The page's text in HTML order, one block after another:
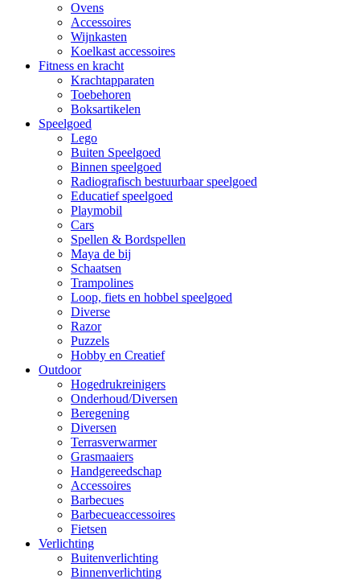
Ovens
Accessoires
Wijnkasten
Koelkast accessoires
Fitness en kracht
Krachtapparaten
Toebehoren
Boksartikelen
Speelgoed
Lego
Buiten Speelgoed
Binnen speelgoed
Radiografisch bestuurbaar speelgoed
Educatief speelgoed
Playmobil
Cars
Spellen & Bordspellen
Maya de bij
Schaatsen
Trampolines
Loop, fiets en hobbel speelgoed
Diverse
Razor
Puzzels
Hobby en Creatief
Outdoor
Hogedrukreinigers
Onderhoud/Diversen
Beregening
Diversen
Terrasverwarmer
Grasmaaiers
Handgereedschap
Accessoires
Barbecues
Barbecueaccessoires
Fietsen
Verlichting
Buitenverlichting
Binnenverlichting